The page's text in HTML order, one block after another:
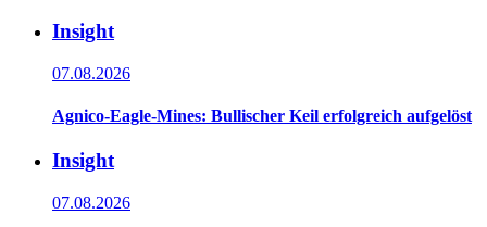
Insight
07.08.2026
Agnico-Eagle-Mines: Bullischer Keil erfolgreich aufgelöst
Insight
07.08.2026